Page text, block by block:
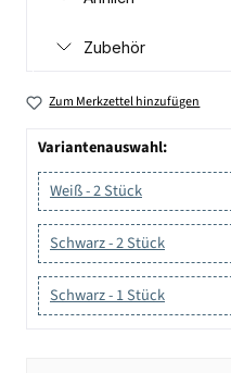
Zubehör
Zum Merkzettel hinzufügen
Variantenauswahl:
Weiß - 2 Stück
Schwarz - 2 Stück
Schwarz - 1 Stück